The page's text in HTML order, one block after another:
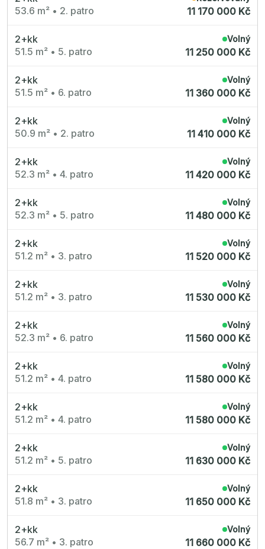
53.6 m² • 2. patro 11 170 000 Kč
2+kk
51.5 m² • 5. patro
Volný
11 250 000 Kč
2+kk
51.5 m² • 6. patro
Volný
11 360 000 Kč
2+kk
50.9 m² • 2. patro
Volný
11 410 000 Kč
2+kk
52.3 m² • 4. patro
Volný
11 420 000 Kč
2+kk
52.3 m² • 5. patro
Volný
11 480 000 Kč
2+kk
51.2 m² • 3. patro
Volný
11 520 000 Kč
2+kk
51.2 m² • 3. patro
Volný
11 530 000 Kč
2+kk
52.3 m² • 6. patro
Volný
11 560 000 Kč
2+kk
51.2 m² • 4. patro
Volný
11 580 000 Kč
2+kk
51.2 m² • 4. patro
Volný
11 580 000 Kč
2+kk
51.2 m² • 5. patro
Volný
11 630 000 Kč
2+kk
51.8 m² • 3. patro
Volný
11 650 000 Kč
2+kk
56.7 m² • 3. patro
Volný
11 660 000 Kč